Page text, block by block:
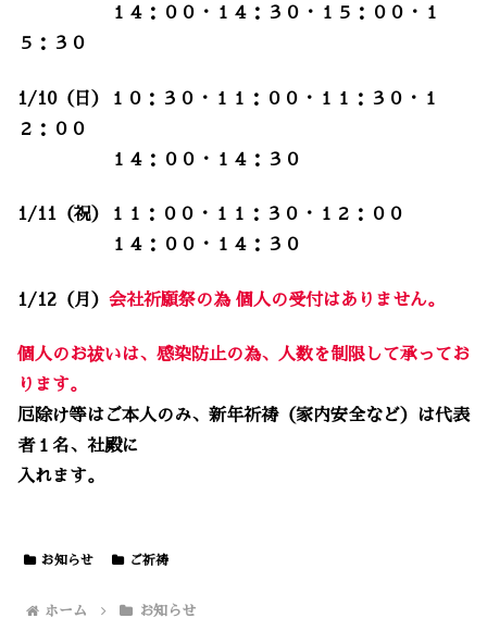
１４：００・１４：３０・１５：００・１
５：３０
1/10（日）１０：３０・１１：００・１１：３０・１
２：００
１４：００・１４：３０
1/11（祝）１１：００・１１：３０・１２：００
１４：００・１４：３０
1/12（月） 会社祈願祭の為 個人の受付はありません。
個人のお祓いは、感染防止の為、人数を制限して承ってお
ります。
厄除け等はご本人のみ、新年祈祷（家内安全など）は代表
者１名、社殿に
入れます。
お知らせ ご祈祷
ホーム お知らせ